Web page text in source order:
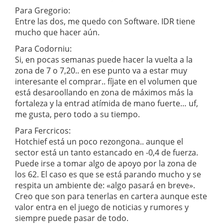
Para Gregorio:
Entre las dos, me quedo con Software. IDR tiene
mucho que hacer aún.
Para Codorniu:
Si, en pocas semanas puede hacer la vuelta a la
zona de 7 o 7,20.. en ese punto va a estar muy
interesante el comprar.. fíjate en el volumen que
está desaroollando en zona de máximos más la
fortaleza y la entrad atímida de mano fuerte… uf,
me gusta, pero todo a su tiempo.
Para Fercricos:
Hotchief está un poco rezongona.. aunque el
sector está un tanto estancado en -0,4 de fuerza.
Puede irse a tomar algo de apoyo por la zona de
los 62. El caso es que se está parando mucho y se
respita un ambiente de: «algo pasará en breve».
Creo que son para tenerlas en cartera aunque este
valor entra en el juego de noticias y rumores y
siempre puede pasar de todo.